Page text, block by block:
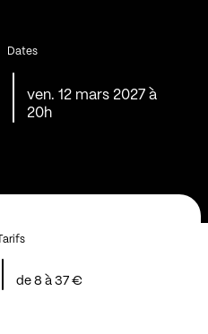
Dates
ven. 12 mars 2027 à
20h
Tarifs
de 8 à 37 €